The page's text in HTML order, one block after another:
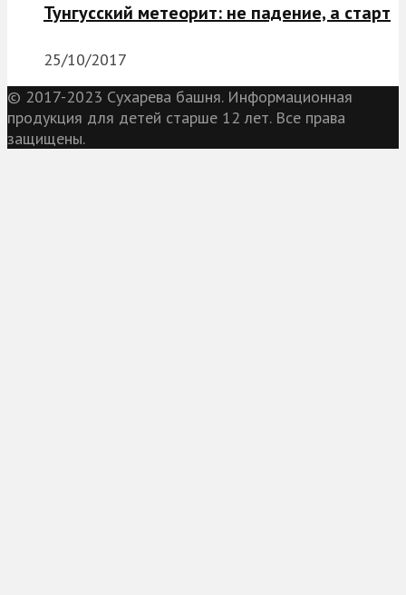
Тунгусский метеорит: не падение, а старт
25/10/2017
© 2017-2023 Сухарева башня. Информационная
продукция для детей старше 12 лет. Все права
защищены.